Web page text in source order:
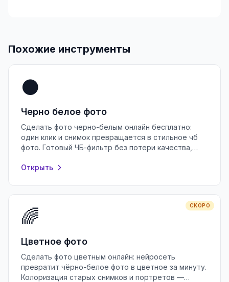
Похожие инструменты
⚫
Черно белое фото
Сделать фото черно-белым онлайн бесплатно:
один клик и снимок превращается в стильное чб
фото. Готовый ЧБ-фильтр без потери качества,
Открыть
СКОРО
🌈
Цветное фото
Сделать фото цветным онлайн: нейросеть
превратит чёрно-белое фото в цветное за минуту.
Колоризация старых снимков и портретов —